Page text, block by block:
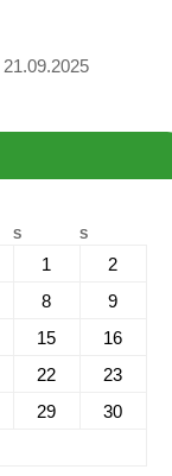
21.09.2025
S S
1
2
8
9
15
16
22
23
29
30